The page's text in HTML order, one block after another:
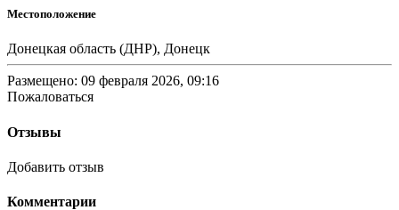
Местоположение
Донецкая область (ДНР), Донецк
Размещено: 09 февраля 2026, 09:16
Пожаловаться
Отзывы
Добавить отзыв
Комментарии